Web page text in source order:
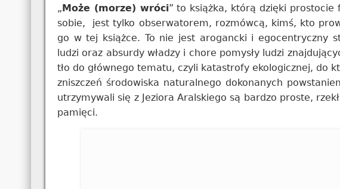
„ Może (morze) wróci” to książka, którą dzięki prostocie
sobie, jest tylko obserwatorem, rozmówcą, kimś, kto
go w tej książce. To nie jest arogancki i egocentryczny
ludzi oraz absurdy władzy i chore pomysły ludzi
tło do głównego tematu, czyli katastrofy ekologicznej, do
zniszczeń środowiska naturalnego dokonanych
utrzymywali się z Jeziora Aralskiego są bardzo proste,
pamięci.